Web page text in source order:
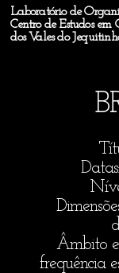
Laboratório de
Centro de Estudos em
dos Vales do
Âmbito e
frequência